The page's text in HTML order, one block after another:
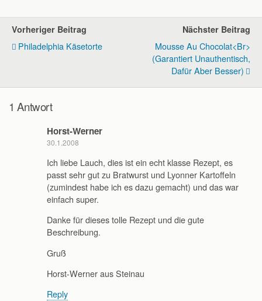
Vorheriger Beitrag
Philadelphia Käsetorte
Nächster Beitrag
Mousse Au Chocolat<br>
(garantiert Unauthentisch,
Dafür Aber Besser)
1 Antwort
Horst-Werner
30.1.2008
Ich liebe Lauch, dies ist ein echt klasse Rezept, es
passt sehr gut zu Bratwurst und Lyonner Kartoffeln
(zumindest habe ich es dazu gemacht) und das war
einfach super.
Danke für dieses tolle Rezept und die gute
Beschreibung.
Gruß
Horst-Werner aus Steinau
Reply